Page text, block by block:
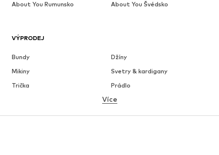
VÝPRODEJ
Bundy
Džíny
Mikiny
Svetry & kardigany
Trička
Prádlo
Košile
Kabáty
Obleky & saka
Více
About You Rumunsko
About You Švédsko